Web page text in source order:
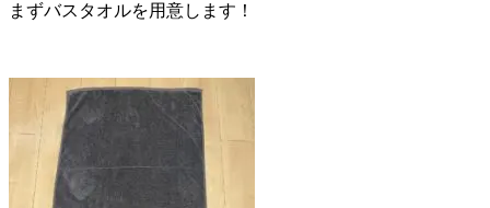
まずバスタオルを用意します！